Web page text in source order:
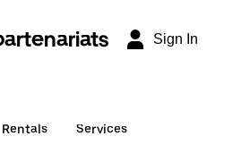
Sign In
Rentals Services